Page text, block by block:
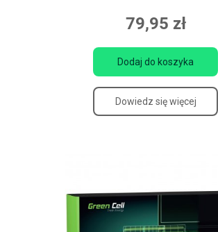
79,95 zł
Dodaj do koszyka
Dowiedz się więcej